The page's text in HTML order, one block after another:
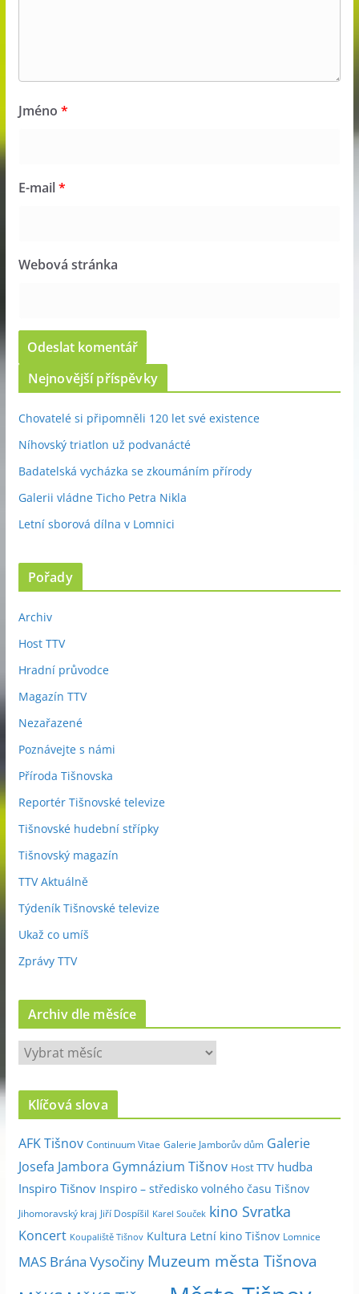
Jméno *
E-mail*
Webová stránka
Nejnovější příspěvky
Chovatelé si připomněli 120 let své existence
Níhovský triatlon už podvanácté
Badatelská vycházka se zkoumáním přírody
Galerii vládne Ticho Petra Nikla
Letní sborová dílna v Lomnici
Pořady
Archiv
Host TTV
Hradní průvodce
Magazín TTV
Nezařazené
Poznávejte s námi
Příroda Tišnovska
Reportér Tišnovské televize
Tišnovské hudební střípky
Tišnovský magazín
TTV Aktuálně
Týdeník Tišnovské televize
Ukaž co umíš
Zprávy TTV
Archiv dle měsíce
A
r
c
v
d
l
e
m
s
í
Klíčová slova
AFK Tišnov Continuum Vitae Galerie Jamborův dům Galerie
Josefa Jambora Gymnázium Tišnov Host TTV hudba
Inspiro Tišnov Inspiro – středisko volného času Tišnov
Jihomoravský kraj Jiří Dospíšil Karel Souček kino Svratka
Koncert Koupaliště Tišnov Kultura Letní kino Tišnov Lomnice
MAS Brána Vysočiny Muzeum města Tišnova